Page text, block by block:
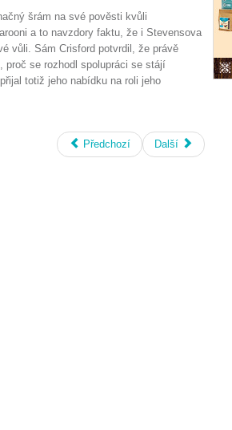
šrám na své pověsti kvůli
a to navzdory faktu, že i Stevensova
vůli. Sám Crisford potvrdil, že právě
proč se rozhodl spolupráci se stájí
totiž jeho nabídku na roli jeho
Předchozí Další